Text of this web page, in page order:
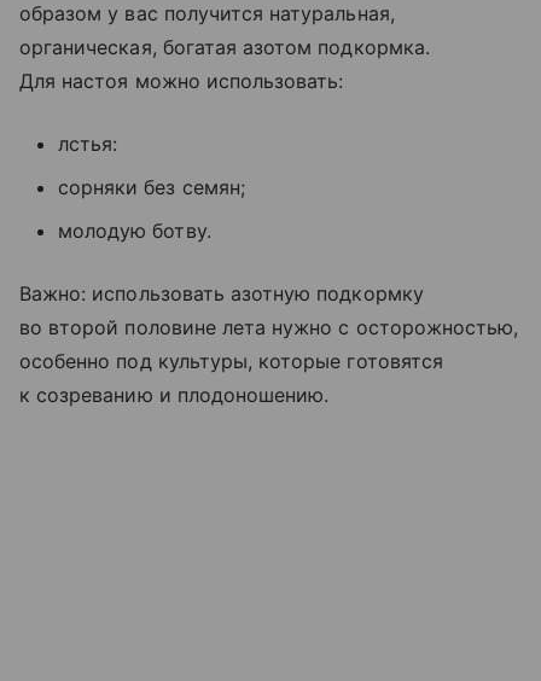
образом у вас получится натуральная,
органическая, богатая азотом подкормка.
Для настоя можно использовать:
лстья:
сорняки без семян;
молодую ботву.
Важно: использовать азотную подкормку
во второй половине лета нужно с осторожностью,
особенно под культуры, которые готовятся
к созреванию и плодоношению.